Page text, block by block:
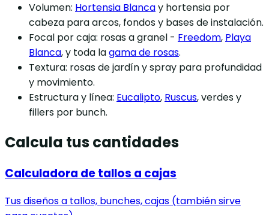
Volumen: Hortensia Blancay hortensia por
cabeza para arcos, fondos y bases de instalación.
Focal por caja: rosas a granel - Freedom, Playa
Blanca, y toda lagama de rosas.
Textura: rosas de jardín y spray para profundidad
y movimiento.
Estructura y línea: Eucalipto, Ruscus, verdes y
fillers por bunch.
Calcula tus cantidades
Calculadora de tallos a cajas
Tus diseños a tallos, bunches, cajas (también sirve